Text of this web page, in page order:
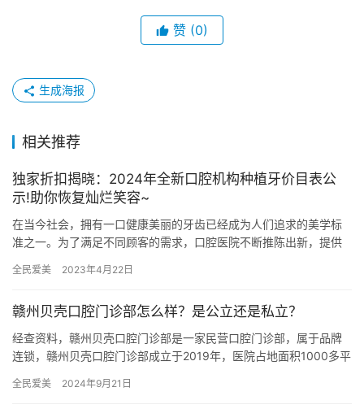
赞 (0)
生成海报
相关推荐
独家折扣揭晓：2024年全新口腔机构种植牙价目表公
示!助你恢复灿烂笑容~
在当今社会，拥有一口健康美丽的牙齿已经成为人们追求的美学标
准之一。为了满足不同顾客的需求，口腔医院不断推陈出新，提供
顾客关…
全民爱美 2023年4月22日
赣州贝壳口腔门诊部怎么样？是公立还是私立？
经查资料，赣州贝壳口腔门诊部是一家民营口腔门诊部，属于品牌
连锁，赣州贝壳口腔门诊部成立于2019年，医院占地面积1000多平
全民爱美 2024年9月21日